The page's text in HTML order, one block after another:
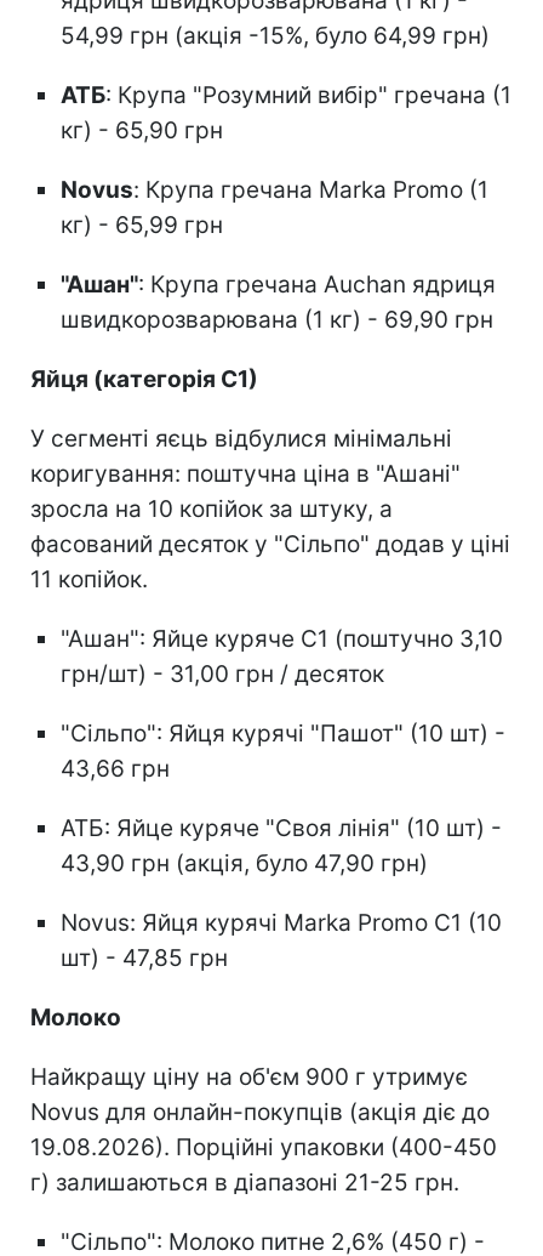
54,99 грн (акція -15%, було 64,99 грн)
АТБ: Крупа "Розумний вибір" гречана (1
кг) - 65,90 грн
Novus: Крупа гречана Marka Promo (1
кг) - 65,99 грн
"Ашан": Крупа гречана Auchan ядриця
швидкорозварювана (1 кг) - 69,90 грн
Яйця (категорія С1)
У сегменті яєць відбулися мінімальні
коригування: поштучна ціна в "Ашані"
зросла на 10 копійок за штуку, а
фасований десяток у "Сільпо" додав у ціні
11 копійок.
"Ашан": Яйце куряче С1 (поштучно 3,10
грн/шт) - 31,00 грн / десяток
"Сільпо": Яйця курячі "Пашот" (10 шт) -
43,66 грн
АТБ: Яйце куряче "Своя лінія" (10 шт) -
43,90 грн (акція, було 47,90 грн)
Novus: Яйця курячі Marka Promo С1 (10
шт) - 47,85 грн
Молоко
Найкращу ціну на об'єм 900 г утримує
Novus для онлайн-покупців (акція діє до
19.08.2026). Порційні упаковки (400-450
г) залишаються в діапазоні 21-25 грн.
"Сільпо": Молоко питне 2,6% (450 г) -